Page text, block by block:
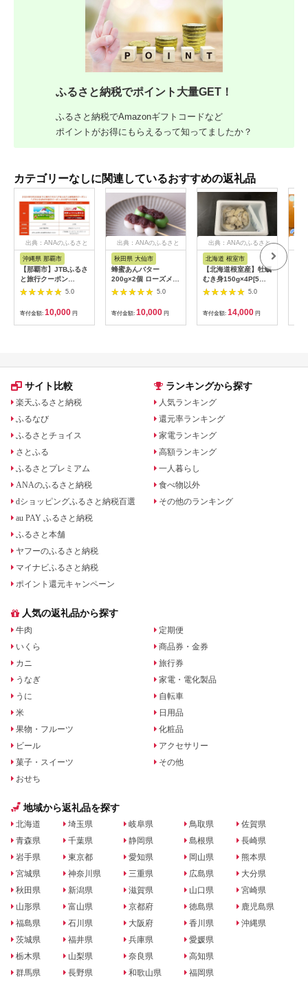
ふるさと納税でポイント大量GET！
ふるさと納税でAmazonギフトコードなど
ポイントがお得にもらえるって知ってましたか？
カテゴリーなしに関連しているおすすめの返礼品
出典：ANAのふるさと
沖縄県 那覇市
【那覇市】JTBふるさ
と旅行クーポン
（3,000円分）有効期
間3年（Eメール発
行）｜旅行 トラベル
予約 国内旅行 JTB 宿
泊 観光 体験 旅行券
人気 おすすめ 旅行ク
ン ネット予約 電話 有
5.0
寄付金額: 10,000 円
出典：ANAのふるさと
秋田県 大仙市
蜂蜜あんバター
200g×2個 ローズメイ
[あんバター はちみ
つ 発酵バター あん
こ 水あめ不使用 秋
田県 大仙市]
5.0
寄付金額: 10,000 円
出典：ANAのふるさと
納税
北海道 根室市
【北海道根室産】牡蠣
むき身150g×4P[5月
下旬以降発送] A-
5.0
寄付金額: 14,000 円
サイト比較
楽天ふるさと納税
ふるなび
ふるさとチョイス
さとふる
ふるさとプレミアム
ANAのふるさと納税
dショッピングふるさと納税百選
au PAY ふるさと納税
ふるさと本舗
ヤフーのふるさと納税
マイナビふるさと納税
ポイント還元キャンペーン
ランキングから探す
人気ランキング
還元率ランキング
家電ランキング
高額ランキング
一人暮らし
食べ物以外
その他のランキング
人気の返礼品から探す
牛肉
いくら
カニ
うなぎ
うに
米
果物・フルーツ
ビール
菓子・スイーツ
おせち
定期便
商品券・金券
旅行券
家電・電化製品
自転車
日用品
化粧品
アクセサリー
その他
地域から返礼品を探す
北海道
青森県
岩手県
宮城県
秋田県
山形県
福島県
茨城県
栃木県
群馬県
埼玉県
千葉県
東京都
神奈川県
新潟県
富山県
石川県
福井県
山梨県
長野県
岐阜県
静岡県
愛知県
三重県
滋賀県
京都府
大阪府
兵庫県
奈良県
和歌山県
鳥取県
島根県
岡山県
広島県
山口県
徳島県
香川県
愛媛県
高知県
福岡県
佐賀県
長崎県
熊本県
大分県
宮崎県
鹿児島県
沖縄県